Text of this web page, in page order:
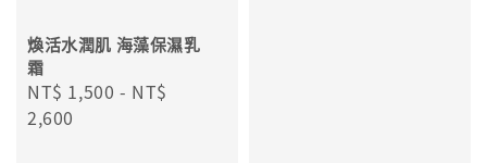
煥活水潤肌 海藻保濕乳
霜
Regular
price
NT$ 1,500 - NT$
2,600